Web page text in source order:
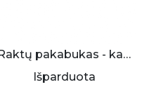
Raktų pakabukas - kapsulė
Išparduota